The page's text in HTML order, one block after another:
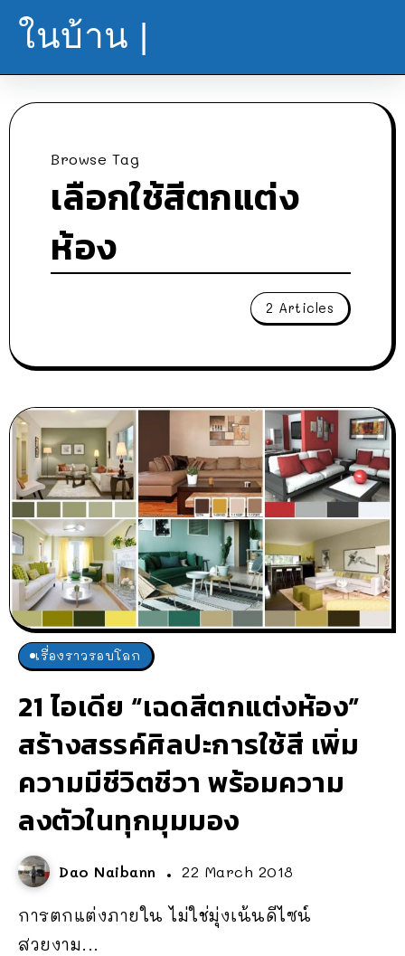
ในบ้าน |
Browse Tag
เลือกใช้สีตกแต่ง
ห้อง
2 Articles
เรื่องราวรอบโลก
21 ไอเดีย “เฉดสีตกแต่งห้อง”
สร้างสรรค์ศิลปะการใช้สี เพิ่ม
ความมีชีวิตชีวา พร้อมความ
ลงตัวในทุกมุมมอง
Dao Naibann 22 March 2018
การตกแต่งภายใน ไม่ใช่มุ่งเน้นดีไซน์
สวยงาม...